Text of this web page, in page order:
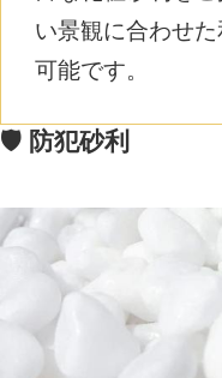
い景観に合わせ
可能です。
🛡️ 防犯砂利